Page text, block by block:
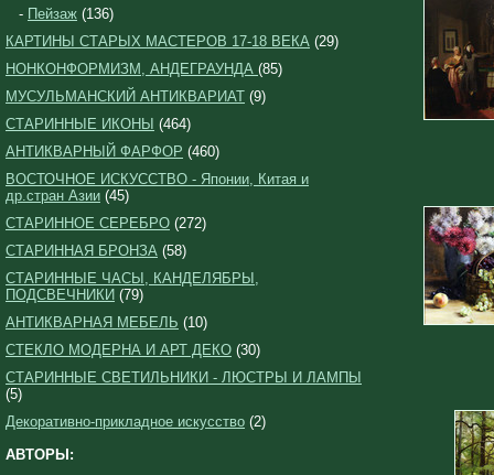
- Пейзаж (136)
КАРТИНЫ СТАРЫХ МАСТЕРОВ 17-18 ВЕКА (29)
НОНКОНФОРМИЗМ, АНДЕГРАУНДА (85)
МУСУЛЬМАНСКИЙ АНТИКВАРИАТ (9)
СТАРИННЫЕ ИКОНЫ (464)
АНТИКВАРНЫЙ ФАРФОР (460)
ВОСТОЧНОЕ ИСКУССТВО - Японии, Китая и
др.стран Азии (45)
СТАРИННОЕ СЕРЕБРО (272)
СТАРИННАЯ БРОНЗА (58)
СТАРИННЫЕ ЧАСЫ, КАНДЕЛЯБРЫ,
ПОДСВЕЧНИКИ (79)
АНТИКВАРНАЯ МЕБЕЛЬ (10)
СТЕКЛО МОДЕРНА И АРТ ДЕКО (30)
СТАРИННЫЕ СВЕТИЛЬНИКИ - ЛЮСТРЫ И ЛАМПЫ
(5)
Декоративно-прикладное искусство (2)
АВТОРЫ: